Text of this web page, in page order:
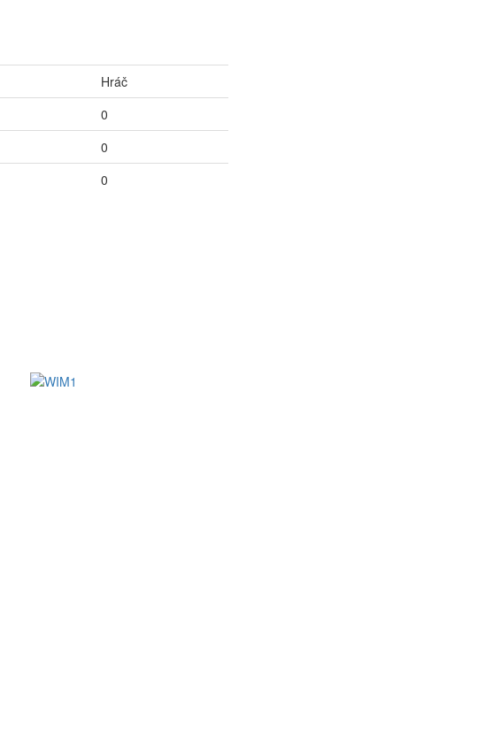
Hráč
0
0
0